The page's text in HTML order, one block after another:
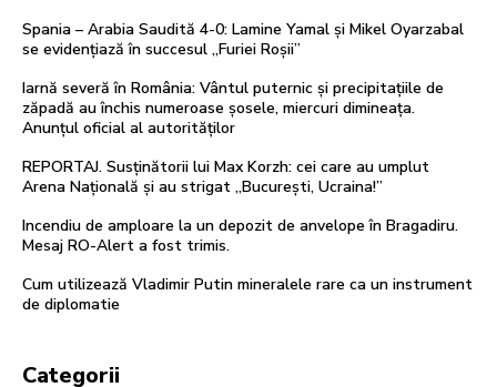
Spania – Arabia Saudită 4-0: Lamine Yamal și Mikel Oyarzabal
se evidențiază în succesul „Furiei Roșii”
Iarnă severă în România: Vântul puternic și precipitațiile de
zăpadă au închis numeroase șosele, miercuri dimineața.
Anunțul oficial al autorităților
REPORTAJ. Susținătorii lui Max Korzh: cei care au umplut
Arena Națională și au strigat „București, Ucraina!”
Incendiu de amploare la un depozit de anvelope în Bragadiru.
Mesaj RO-Alert a fost trimis.
Cum utilizează Vladimir Putin mineralele rare ca un instrument
de diplomatie
Categorii